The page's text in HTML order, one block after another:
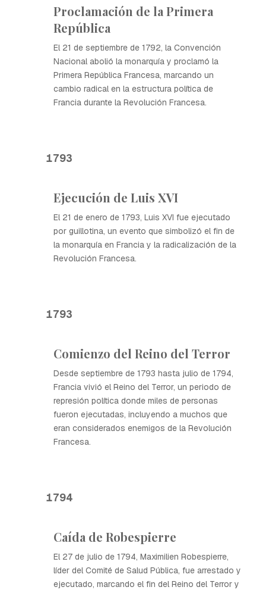
Proclamación de la Primera
República
El 21 de septiembre de 1792, la Convención
Nacional abolió la monarquía y proclamó la
Primera República Francesa, marcando un
cambio radical en la estructura política de
Francia durante la Revolución Francesa.
1793
Ejecución de Luis XVI
El 21 de enero de 1793, Luis XVI fue ejecutado
por guillotina, un evento que simbolizó el fin de
la monarquía en Francia y la radicalización de la
Revolución Francesa.
1793
Comienzo del Reino del Terror
Desde septiembre de 1793 hasta julio de 1794,
Francia vivió el Reino del Terror, un periodo de
represión política donde miles de personas
fueron ejecutadas, incluyendo a muchos que
eran considerados enemigos de la Revolución
Francesa.
1794
Caída de Robespierre
El 27 de julio de 1794, Maximilien Robespierre,
líder del Comité de Salud Pública, fue arrestado y
ejecutado, marcando el fin del Reino del Terror y